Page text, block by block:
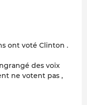
ont voté Clinton .
des voix
ne votent pas ,